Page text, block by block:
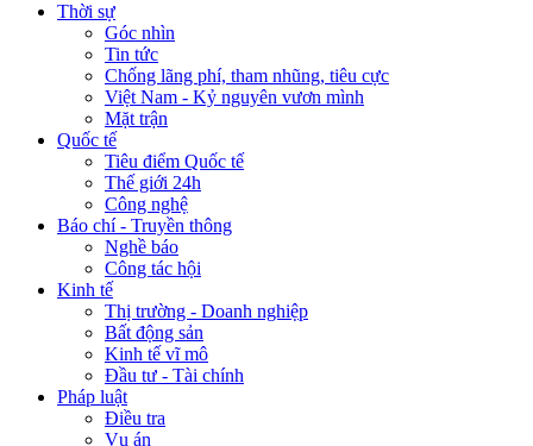
Thời sự
Góc nhìn
Tin tức
Chống lãng phí, tham nhũng, tiêu cực
Việt Nam - Kỷ nguyên vươn mình
Mặt trận
Quốc tế
Tiêu điểm Quốc tế
Thế giới 24h
Công nghệ
Báo chí - Truyền thông
Nghề báo
Công tác hội
Kinh tế
Thị trường - Doanh nghiệp
Bất động sản
Kinh tế vĩ mô
Đầu tư - Tài chính
Pháp luật
Điều tra
Vụ án